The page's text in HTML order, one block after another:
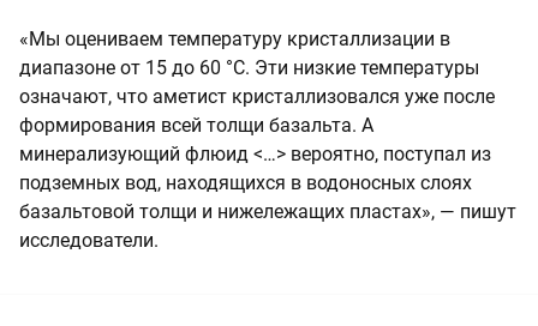
«Мы оцениваем температуру кристаллизации в
диапазоне от 15 до 60 °C. Эти низкие температуры
означают, что аметист кристаллизовался уже после
формирования всей толщи базальта. А
минерализующий флюид <…> вероятно, поступал из
подземных вод, находящихся в водоносных слоях
базальтовой толщи и нижележащих пластах», — пишут
исследователи.